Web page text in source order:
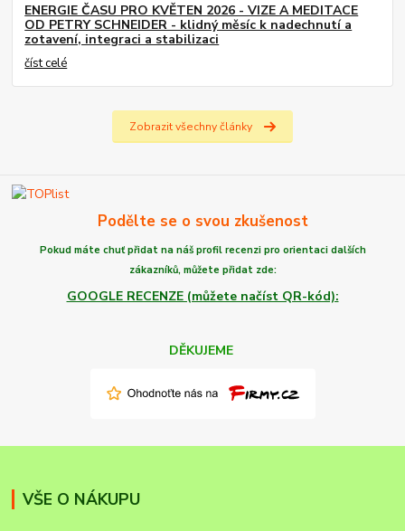
ENERGIE ČASU PRO KVĚTEN 2026 - VIZE A MEDITACE
OD PETRY SCHNEIDER - klidný měsíc k nadechnutí a
zotavení, integraci a stabilizaci
číst celé
Zobrazit všechny články
Podělte se o svou zkušenost
Pokud máte chuťpřidat na náš profil recenzi pro orientaci dalších
zákazníků, můžete přidat zde:
GOOGLE RECENZE (můžete načíst QR-kód):
DĚKUJEME
VŠE O NÁKUPU